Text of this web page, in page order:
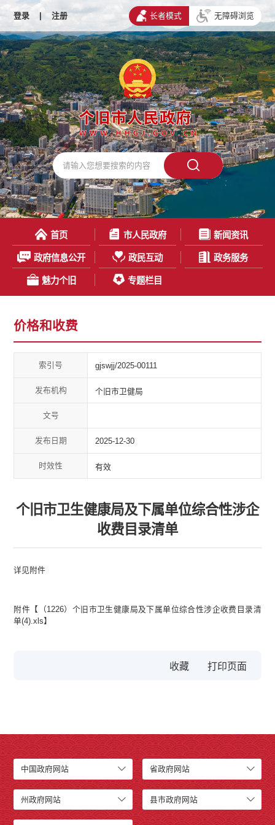
登录 | 注册 长者模式 无障碍浏览
首页 市人民政府 新闻资讯
政府信息公开 政民互动 政务服务
魅力个旧 专题栏目
价格和收费
索引号 gjswjj/2025-00111
发布机构 个旧市卫健局
文号
发布日期 2025-12-30
时效性 有效
个旧市卫生健康局及下属单位综合性涉企
收费目录清单
详见附件
附件【
（1226）个旧市卫生健康局及下属单位综合性涉企收费目录清
单(4).xls】
收藏
中国政府网站 省政府网站
州政府网站 县市政府网站